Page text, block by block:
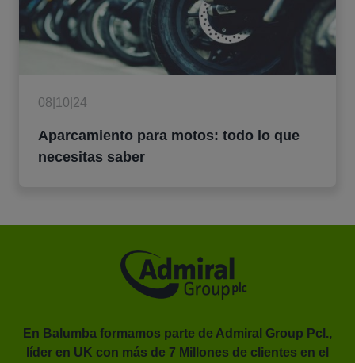
08|10|24
Aparcamiento para motos: todo lo que
necesitas saber
En Balumba formamos parte de Admiral Group Pcl.,
líder en UK con más de 7 Millones de clientes en el